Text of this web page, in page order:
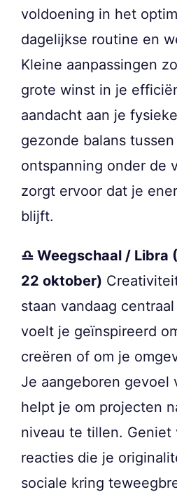
voldoening in het
dagelijkse routine en
Kleine aanpassingen
grote winst in je
aandacht aan je
gezonde balans
ontspanning onder de
zorgt ervoor dat je
blijft.
♎ Weegschaal / Libra
22 oktober)
staan vandaag
voelt je geïnspireerd
creëren of om je
Je aangeboren gevoel
helpt je om projecten
niveau te tillen. Geniet
reacties die je
sociale kring